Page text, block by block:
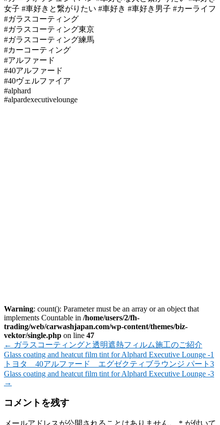
女子 #車好きと繋がりたい #車好き #車好き男子 #カーライフ
#ガラスコーティング
#ガラスコーティング東京
#ガラスコーティング練馬
#カーコーティング
#アルファード
#40アルファード
#40ヴェルファイア
#alphard
#alpardexecutivelounge
Warning: count(): Parameter must be an array or an object that
implements Countable in /home/users/2/fh-
trading/web/carwashjapan.com/wp-content/themes/biz-
vektor/single.php on line 47
← ガラスコーティングと透明遮熱フィルム施工のご紹介
Glass coating and heatcut film tint for Alphard Executive Lounge -1
トヨタ 40アルファード エグゼクティブラウンジ パート3
Glass coating and heatcut film tint for Alphard Executive Lounge -3
→
コメントを残す
メールアドレスが公開されることはありません。 * が付いて